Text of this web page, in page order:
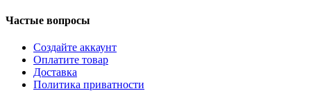
Частые вопросы
Создайте аккаунт
Оплатите товар
Доставка
Политика приватности